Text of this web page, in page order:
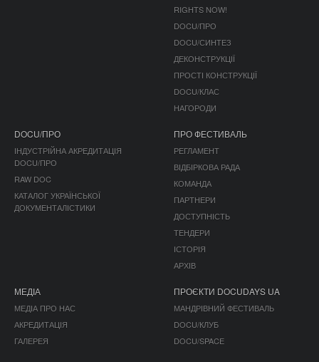
RIGHTS NOW!
DOCU/ПРО
DOCU/СИНТЕЗ
ДЕКОНСТРУКЦІЇ
ПРОСТІ КОНСТРУКЦІЇ
DOCU/КЛАС
НАГОРОДИ
DOCU/ПРО
ІНДУСТРІЙНА АКРЕДИТАЦІЯ
DOCU/ПРО
RAW DOC
КАТАЛОГ УКРАЇНСЬКОЇ
ДОКУМЕНТАЛІСТИКИ
ПРО ФЕСТИВАЛЬ
РЕГЛАМЕНТ
ВІДБІРКОВА РАДА
КОМАНДА
ПАРТНЕРИ
ДОСТУПНІСТЬ
ТЕНДЕРИ
ІСТОРІЯ
АРХІВ
МЕДІА
МЕДІА ПРО НАС
АКРЕДИТАЦІЯ
ГАЛЕРЕЯ
ПРОЄКТИ DOCUDAYS UA
МАНДРІВНИЙ ФЕСТИВАЛЬ
DOCU/КЛУБ
DOCU/SPACE